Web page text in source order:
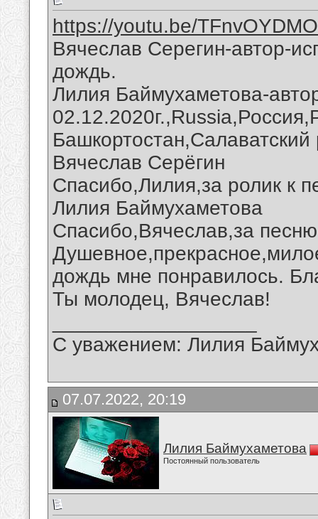
https://youtu.be/
Вячеслав Серегин-автор-
дождь.
Лилия Баймухаметова-
Вячеслав Серёгин
Спасибо,Лилия,за ролик к
Лилия Баймухаметова
Спасибо,Вячеслав,за
дождь мне понравилось.
Ты молодец, Вячеслав!
С уважением: Лилия
07.07.2022, 20:19
Лилия Баймухаметова
Постоянный пользователь